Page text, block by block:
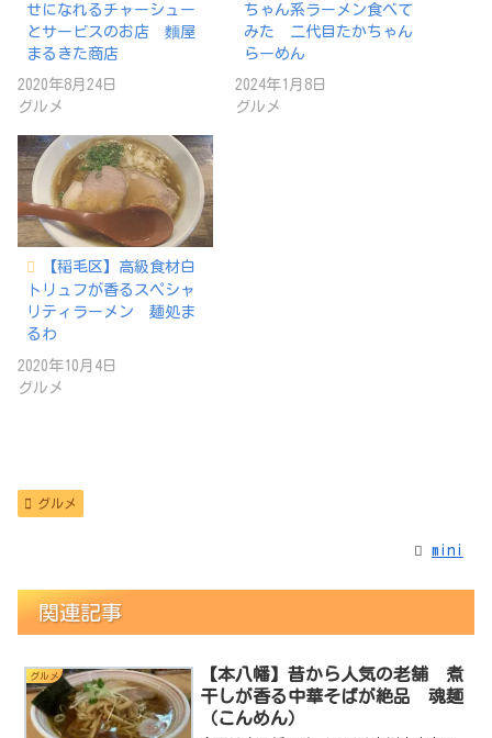
せになれるチャーシュー
とサービスのお店 麵屋
まるきた商店
2020年8月24日
グルメ
ちゃん系ラーメン食べて
みた 二代目たかちゃん
らーめん
2024年1月8日
グルメ
【稲毛区】高級食材白
トリュフが香るスペシャ
リティラーメン 麺処ま
るわ
2020年10月4日
グルメ
グルメ
mini
関連記事
グルメ
【本八幡】昔から人気の老舗 煮
干しが香る中華そばが絶品 魂麺
（こんめん）